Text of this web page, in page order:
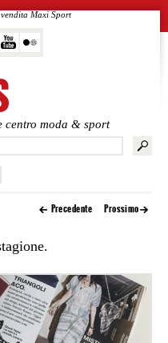
centro moda & sport
Maxi Sport
Precedente Prossimo